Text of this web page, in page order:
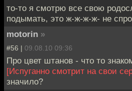
то-то я смотрю все свою
подымать, это ж-ж-ж-ж- не
motorin »
#56 | 09.08.10 09:36
Про цвет штанов - что то
[Испуганно смотрит на свои
значило?